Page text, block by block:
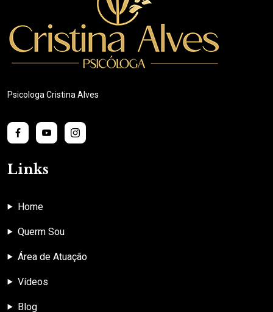
Psicologa Cristina Alves
Links
Home
Querm Sou
Área de Atuação
Vídeos
Blog